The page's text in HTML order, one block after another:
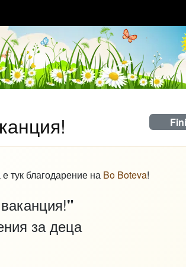
тук благодарение на Bo Boteva!
"
за деца